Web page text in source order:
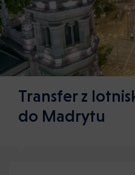
Transfer z
do Madrytu